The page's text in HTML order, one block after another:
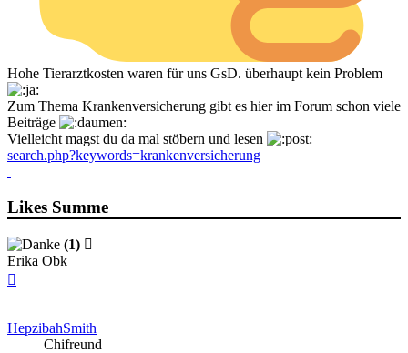
Hohe Tierarztkosten waren für uns GsD. überhaupt kein Problem
Zum Thema Krankenversicherung gibt es hier im Forum schon viele
Beiträge
Vielleicht magst du da mal stöbern und lesen
search.php?keywords=krankenversicherung
Likes Summe
(1)
Erika Obk
HepzibahSmith
Chifreund